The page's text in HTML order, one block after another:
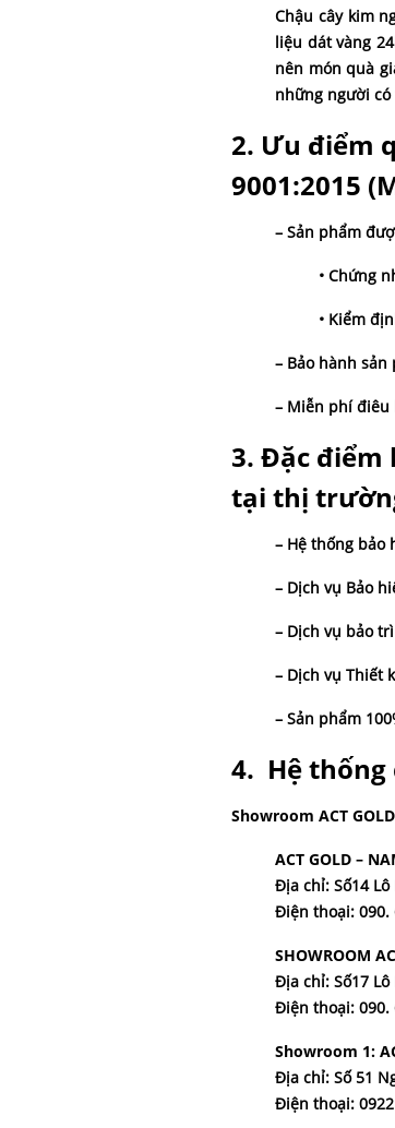
Chậu cây kim
liệu dát vàng
nên món quà
những người
2. Ưu điểm
9001:2015
– Sản phẩm
• Chứng
• Kiểm
– Bảo hành sản
– Miễn phí điêu
3. Đặc điểm
tại thị
– Hệ thống bảo
– Dịch vụ Bảo
– Dịch vụ bảo
– Dịch vụ Thiết
– Sản phẩm 100%
4. Hệ thống
Showroom ACT
ACT GOLD –
Địa chỉ: Số14 Lô
Điện thoại: 090.
SHOWROOM
Địa chỉ: Số17 Lô
Điện thoại: 090.
Showroom 1:
Địa chỉ: Số 51
Điện thoại: